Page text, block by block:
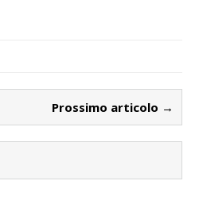
Prossimo articolo →